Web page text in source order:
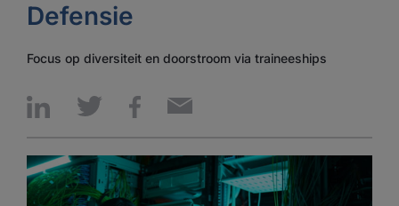
Defensie
Focus op diversiteit en doorstroom via traineeships